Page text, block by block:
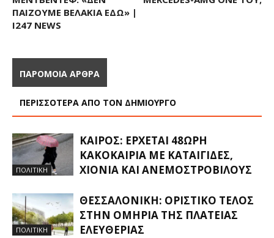
ΠΑΊΖΟΥΜΕ ΒΕΛΆΚΙΑ ΕΔΏ» |
I247 NEWS
ΠΑΡΟΜΟΙΑ ΑΡΘΡΑ
ΠΕΡΙΣΣΟΤΕΡΑ ΑΠΟ ΤΟΝ ΔΗΜΙΟΥΡΓΟ
ΠΟΛΙΤΙΚΗ
ΚΑΙΡΌΣ: ΈΡΧΕΤΑΙ 48ΩΡΗ
ΚΑΚΟΚΑΙΡΊΑ ΜΕ ΚΑΤΑΙΓΊΔΕΣ,
ΧΙΌΝΙΑ ΚΑΙ ΑΝΕΜΟΣΤΡΌΒΙΛΟΥΣ
ΠΟΛΙΤΙΚΗ
ΘΕΣΣΑΛΟΝΊΚΗ: ΟΡΙΣΤΙΚΌ ΤΈΛΟΣ
ΣΤΗΝ ΟΜΗΡΊΑ ΤΗΣ ΠΛΑΤΕΊΑΣ
ΕΛΕΥΘΕΡΊΑΣ